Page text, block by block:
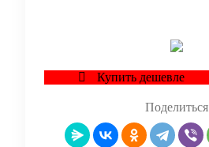
Купить дешевле
Поделиться